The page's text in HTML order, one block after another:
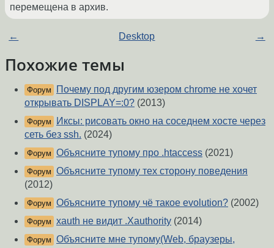
перемещена в архив.
← Desktop →
Похожие темы
Форум
Почему под другим юзером chrome не хочет
открывать DISPLAY=:0? (2013)
Форум
Иксы: рисовать окно на соседнем хосте через
сеть без ssh. (2024)
Форум Объясните тупому про .htaccess (2021)
Форум Объясните тупому тех сторону поведения
(2012)
Форум Объясните тупому чё такое evolution? (2002)
Форум xauth не видит .Xauthority (2014)
Форум Объясните мне тупому(Web, браузеры,